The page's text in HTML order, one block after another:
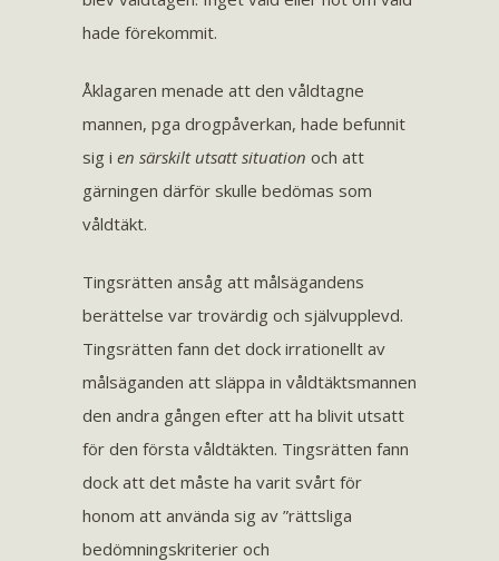
hade förekommit.
Åklagaren menade att den våldtagne
mannen, pga drogpåverkan, hade befunnit
sig i en särskilt utsatt situation och att
gärningen därför skulle bedömas som
våldtäkt.
Tingsrätten ansåg att målsägandens
berättelse var trovärdig och självupplevd.
Tingsrätten fann det dock irrationellt av
målsäganden att släppa in våldtäktsmannen
den andra gången efter att ha blivit utsatt
för den första våldtäkten. Tingsrätten fann
dock att det måste ha varit svårt för
honom att använda sig av ”rättsliga
bedömningskriterier och